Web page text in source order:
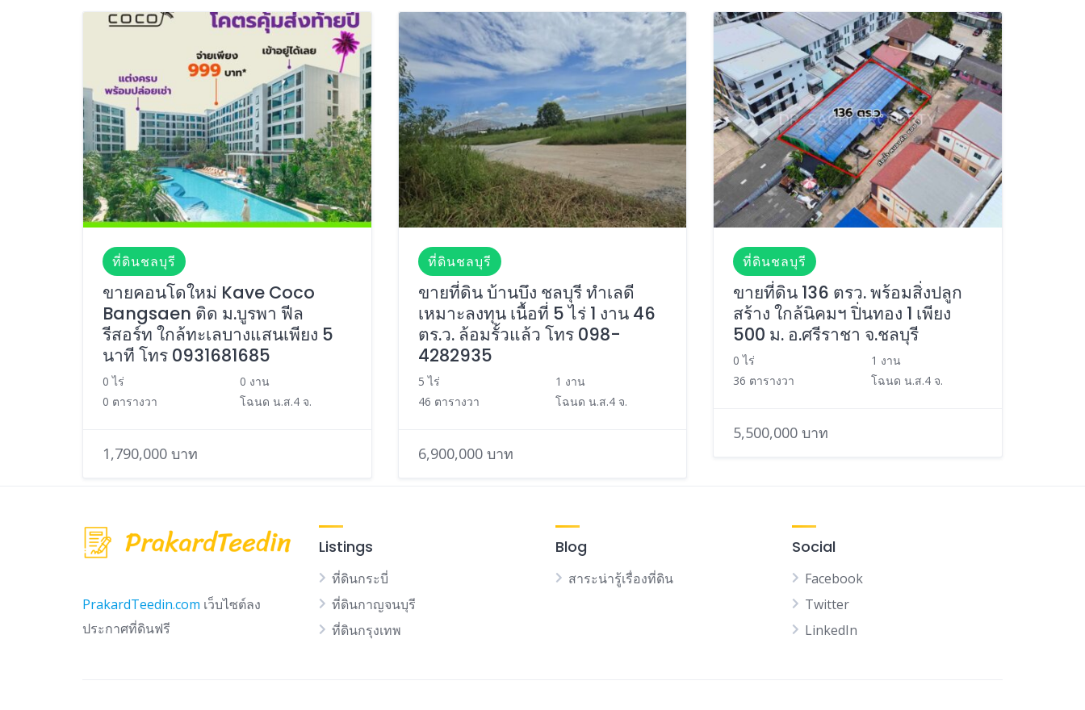
ที่ดินชลบุรี
ขายคอนโดใหม่ Kave Coco
Bangsaen ติด ม.บูรพา ฟีล
รีสอร์ท ใกล้ทะเลบางแสนเพียง 5
นาที โทร 0931681685
0 ไร่
0 งาน
0 ตารางวา
โฉนด น.ส.4 จ.
1,790,000 บาท
ที่ดินชลบุรี
ขายที่ดิน บ้านบึง ชลบุรี ทำเลดี
เหมาะลงทุน เนื้อที่ 5 ไร่ 1 งาน 46
ตร.ว. ล้อมรั้วแล้ว โทร 098-
4282935
5 ไร่
1 งาน
46 ตารางวา
โฉนด น.ส.4 จ.
6,900,000 บาท
ที่ดินชลบุรี
ขายที่ดิน 136 ตรว. พร้อมสิ่งปลูก
สร้าง ใกล้นิคมฯ ปิ่นทอง 1 เพียง
500 ม. อ.ศรีราชา จ.ชลบุรี
0 ไร่
1 งาน
36 ตารางวา
โฉนด น.ส.4 จ.
5,500,000 บาท
PrakardTeedin.com เว็บไซต์ลง
ประกาศที่ดินฟรี
Listings
ที่ดินกระบี่
ที่ดินกาญจนบุรี
ที่ดินกรุงเทพ
Blog
สาระน่ารู้เรื่องที่ดิน
Social
Facebook
Twitter
LinkedIn